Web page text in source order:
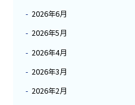
2026年6月
2026年5月
2026年4月
2026年3月
2026年2月